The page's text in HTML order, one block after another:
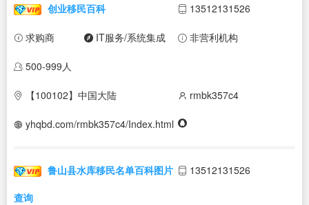
创业移民百科 13512131526
求购商 IT服务/系统集成 非营利机构
500-999人
【100102】中国大陆 rmbk357c4
yhqbd.com/rmbk357c4/Index.html
鲁山县水库移民名单百科图片
查询
13512131526